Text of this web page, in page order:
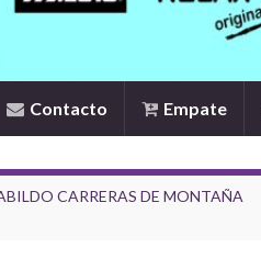
Contacto Empate
CARRERAS DE MONTAÑA